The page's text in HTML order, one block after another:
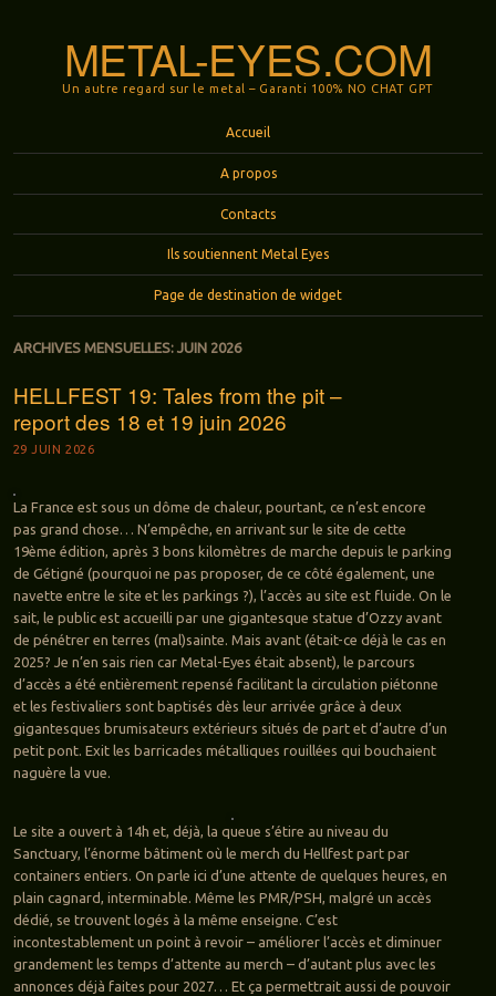
METAL-EYES.COM
Un autre regard sur le metal – Garanti 100% NO CHAT GPT
Accueil
A propos
Contacts
Ils soutiennent Metal Eyes
Page de destination de widget
ARCHIVES MENSUELLES: JUIN 2026
HELLFEST 19: Tales from the pit –
report des 18 et 19 juin 2026
29 JUIN 2026
La France est sous un dôme de chaleur, pourtant, ce n’est encore
pas grand chose… N’empêche, en arrivant sur le site de cette
19ème édition, après 3 bons kilomètres de marche depuis le parking
de Gétigné (pourquoi ne pas proposer, de ce côté également, une
navette entre le site et les parkings ?), l’accès au site est fluide. On le
sait, le public est accueilli par une gigantesque statue d’Ozzy avant
de pénétrer en terres (mal)sainte. Mais avant (était-ce déjà le cas en
2025? Je n’en sais rien car Metal-Eyes était absent), le parcours
d’accès a été entièrement repensé facilitant la circulation piétonne
et les festivaliers sont baptisés dès leur arrivée grâce à deux
gigantesques brumisateurs extérieurs situés de part et d’autre d’un
petit pont. Exit les barricades métalliques rouillées qui bouchaient
naguère la vue.
Le site a ouvert à 14h et, déjà, la queue s’étire au niveau du
Sanctuary, l’énorme bâtiment où le merch du Hellfest part par
containers entiers. On parle ici d’une attente de quelques heures, en
plain cagnard, interminable. Même les PMR/PSH, malgré un accès
dédié, se trouvent logés à la même enseigne. C’est
incontestablement un point à revoir – améliorer l’accès et diminuer
grandement les temps d’attente au merch – d’autant plus avec les
annonces déjà faites pour 2027… Et ça permettrait aussi de pouvoir